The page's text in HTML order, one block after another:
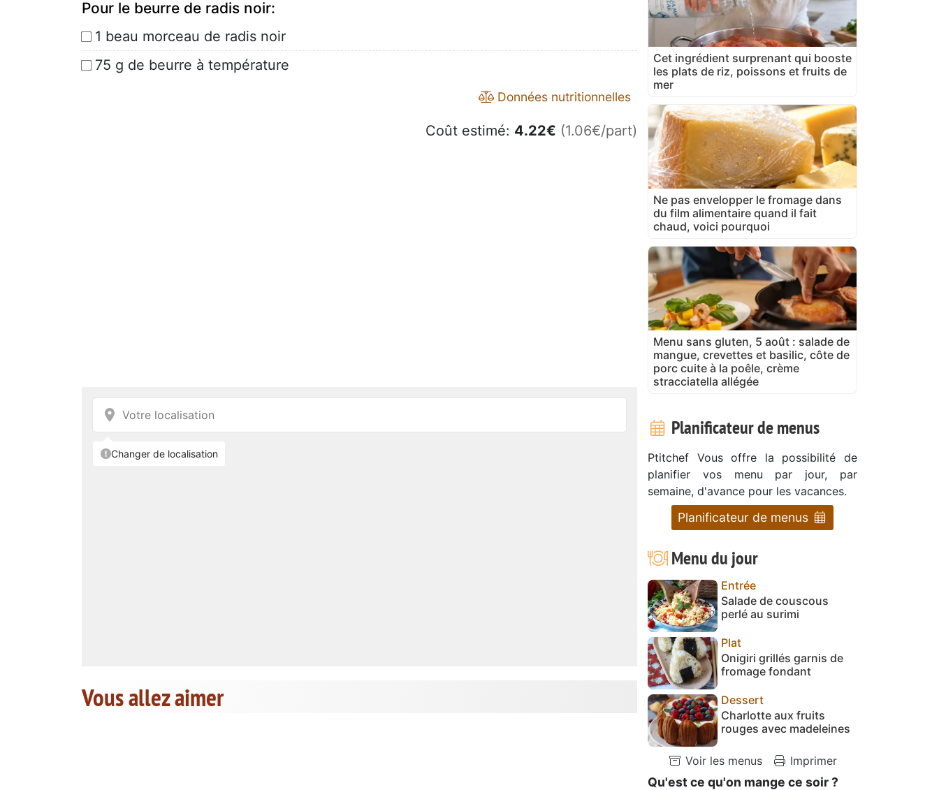
Pour le beurre de radis noir:
1 beau morceau de radis noir
75 g de beurre à température
Données nutritionnelles
Coût estimé: 4.22€ (1.06€/part)
Vous allez aimer
Cet ingrédient surprenant qui booste
les plats de riz, poissons et fruits de
mer
Ne pas envelopper le fromage dans
du film alimentaire quand il fait
chaud, voici pourquoi
Menu sans gluten, 5 août : salade de
mangue, crevettes et basilic, côte de
porc cuite à la poêle, crème
stracciatella allégée
Planificateur de menus
Ptitchef Vous offre la possibilité de
planifier vos menu par jour, par
semaine, d'avance pour les vacances.
Planificateur de menus
Menu du jour
Entrée
Salade de couscous
perlé au surimi
Plat
Onigiri grillés garnis de
fromage fondant
Dessert
Charlotte aux fruits
rouges avec madeleines
Voir les menus Imprimer
Qu'est ce qu'on mange ce soir ?